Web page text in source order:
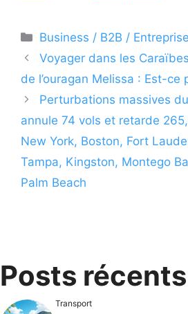
Catégories
Business / B2B / Entreprise
Voyager dans les
de l’ouragan Melissa : Est-ce
Perturbations massives
annule 74 vols et retarde
New York, Boston, Fort
Tampa, Kingston, Montego
Palm Beach
Posts récents
Transport